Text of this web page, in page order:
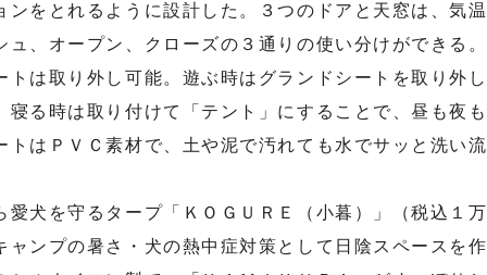
ンをとれるように設計した。３つのドアと天窓は、気温
ュ、オープン、クローズの３通りの使い分けができる。
は取り外し可能。遊ぶ時はグランドシートを取り外し
寝る時は取り付けて「テント」にすることで、昼も夜も
トはＰＶＣ素材で、土や泥で汚れても水でサッと洗い流
犬を守るタープ「ＫＯＧＵＲＥ（小暮）」（税込１万
ャンプの暑さ・犬の熱中症対策として日陰スペースを作